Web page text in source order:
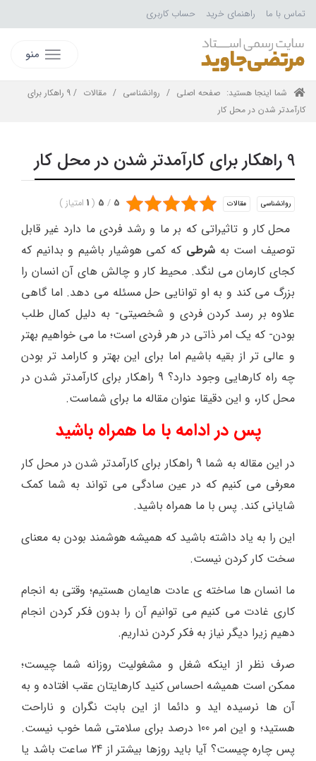
تماس با ما راهنمای خرید حساب کاربری
منو
شما اینجا هستید: صفحه اصلی / روانشناسی / مقالات
/ 9 راهکار برای
کارآمدتر شدن در محل کار
9 راهکار برای کارآمدتر شدن در محل کار
روانشناسی مقالات 5
/
5
(
1 امتیاز)
محل کار و تاثیراتی که بر ما و رشد فردی ما دارد غیر قابل
توصیف است بهشرطی که کمی هوشیار باشیم و بدانیم که
کجای کارمان می لنگد. محیط کار و چالش های آن انسان را
بزرگ می کند و به او توانایی حل مسئله می دهد. اما گاهی
علاوه بر رسد کردن فردی و شخصیتی- به دلیل کمال طلب
بودن- که یک امر ذاتی در هر فردی است؛ ما می خواهیم بهتر
و عالی تر از بقیه باشیم اما برای این بهتر و کارامد تر بودن
چه راه کارهایی وجود دارد؟
9 راهکار برای کارآمدتر شدن در
محل کار، و این دقیقا عنوان مقاله ما برای شماست.
پس در ادامه با ما همراه باشید
در این مقاله به شما 9 راهکار برای کارآمدتر شدن در محل کار
معرفی می کنیم که در عین سادگی می تواند به شما کمک
شایانی کند. پس با ما همراه باشید.
این را به یاد داشته باشید که همیشه هوشمند بودن به معنای
سخت کار کردن نیست.
ما انسان ها ساخته ی عادت هایمان هستیم؛ وقتی به انجام
کاری غادت می کنیم می توانیم آن را بدون فکر کردن انجام
دهیم زیرا دیگر نیاز به فکر کردن نداریم.
صرف نظر از اینکه شغل و مشغولیت روزانه شما چیست؛
ممکن است همیشه احساس کنید کارهایتان عقب افتاده و به
آن ها نرسیده اید و دائما از این بابت نگران و ناراحت
هستید؛ و این امر 100 درصد برای سلامتی شما خوب نیست.
پس چاره چیست؟ آیا باید روزها بیشتر از 24 ساعت باشد یا